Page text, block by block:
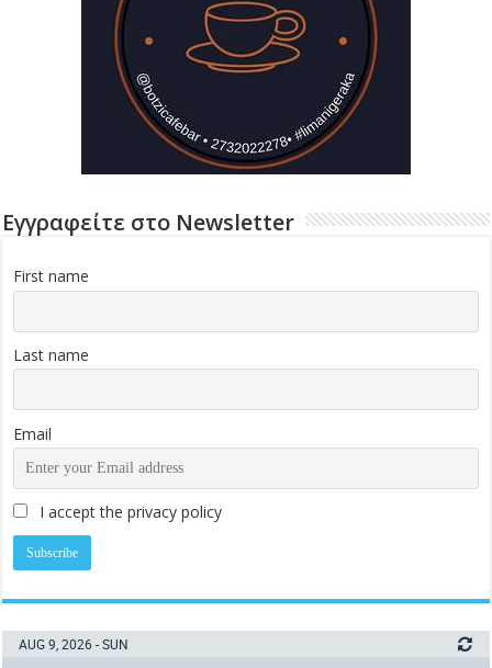
Εγγραφείτε στο Newsletter
First name
Last name
Email
I accept the privacy policy
AUG 9, 2026 - SUN